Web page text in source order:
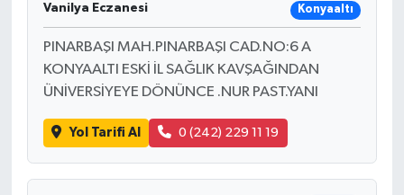
Vanilya Eczanesi Konyaaltı
PINARBAŞI MAH.PINARBAŞI CAD.NO:6 A
KONYAALTI ESKİ İL SAĞLIK KAVŞAĞINDAN
ÜNİVERSİYEYE DÖNÜNCE .NUR PAST.YANI
Yol Tarifi Al 0 (242) 229 11 19